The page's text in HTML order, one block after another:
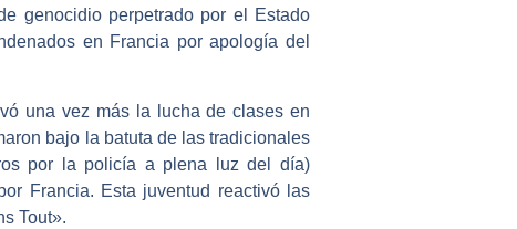
genocidio perpetrado por el Estado
en Francia por apología del
una vez más la lucha de clases en
bajo la batuta de las tradicionales
por la policía a plena luz del día)
Francia. Esta juventud reactivó las
Tout».